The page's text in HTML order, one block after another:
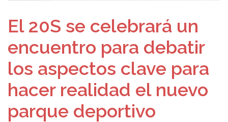
El 20S se celebrará un
encuentro para debatir
los aspectos clave para
hacer realidad el nuevo
parque deportivo